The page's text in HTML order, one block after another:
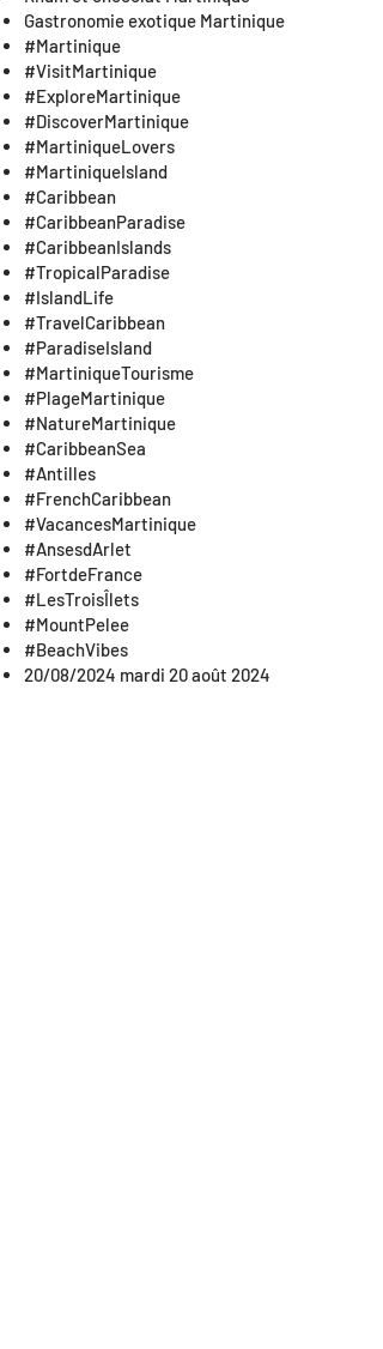
Gastronomie exotique Martinique
#Martinique
#VisitMartinique
#ExploreMartinique
#DiscoverMartinique
#MartiniqueLovers
#MartiniqueIsland
#Caribbean
#CaribbeanParadise
#CaribbeanIslands
#TropicalParadise
#IslandLife
#TravelCaribbean
#ParadiseIsland
#MartiniqueTourisme
#PlageMartinique
#NatureMartinique
#CaribbeanSea
#Antilles
#FrenchCaribbean
#VacancesMartinique
#AnsesdArlet
#FortdeFrance
#LesTroisÎlets
#MountPelee
#BeachVibes
20/08/2024 mardi 20 août 2024